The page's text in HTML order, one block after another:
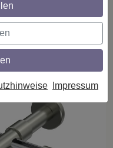
aus
Ø, 2-läufig,
Chrom /
Impressum